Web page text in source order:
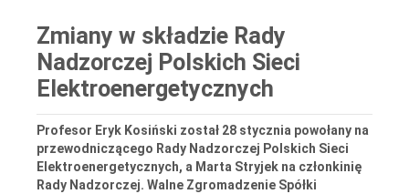
Zmiany w składzie Rady
Nadzorczej Polskich Sieci
Elektroenergetycznych
Profesor Eryk Kosiński został 28 stycznia powołany na
przewodniczącego Rady Nadzorczej Polskich Sieci
Elektroenergetycznych, a Marta Stryjek na członkinię
Rady Nadzorczej. Walne Zgromadzenie Spółki